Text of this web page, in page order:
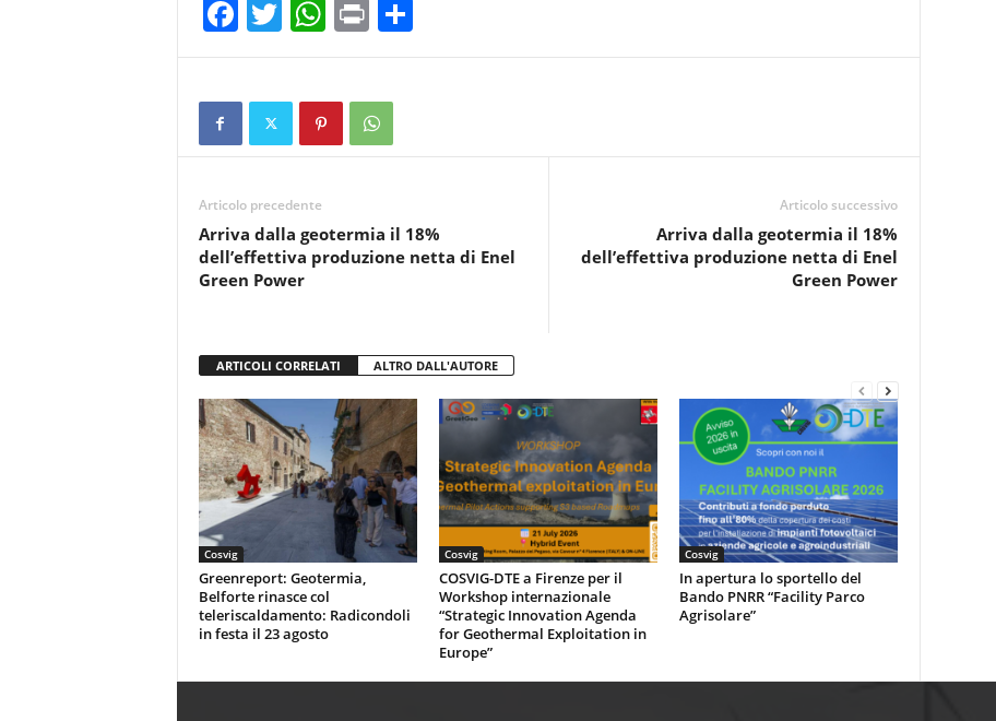
F
a
b
o
k
T
wi
W
h
s
A
p
Pr
in o
vi
Articolo precedente
Arriva dalla geotermia il 18%
dell’effettiva produzione netta di Enel
Green Power
Articolo successivo
Arriva dalla geotermia il 18%
dell’effettiva produzione netta di Enel
Green Power
ARTICOLI CORRELATI ALTRO DALL'AUTORE
Cosvig
Greenreport: Geotermia,
Belforte rinasce col
teleriscaldamento: Radicondoli
in festa il 23 agosto
Cosvig
COSVIG-DTE a Firenze per il
Workshop internazionale
“Strategic Innovation Agenda
for Geothermal Exploitation in
Europe”
Cosvig
In apertura lo sportello del
Bando PNRR “Facility Parco
Agrisolare”